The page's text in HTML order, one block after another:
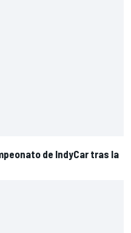
de IndyCar tras la